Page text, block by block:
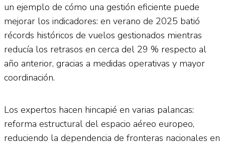
un ejemplo de cómo una gestión eficiente puede
mejorar los indicadores: en verano de 2025 batió
récords históricos de vuelos gestionados mientras
reducía los retrasos en cerca del 29 % respecto al
año anterior, gracias a medidas operativas y mayor
coordinación.
Los expertos hacen hincapié en varias palancas:
reforma estructural del espacio aéreo europeo,
reduciendo la dependencia de fronteras nacionales en